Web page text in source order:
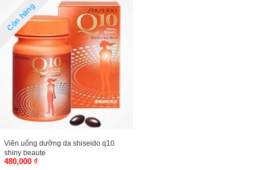
Còn hàng
Viên uống dưỡng da shiseido q10
shiny beaute
480,000 ₫